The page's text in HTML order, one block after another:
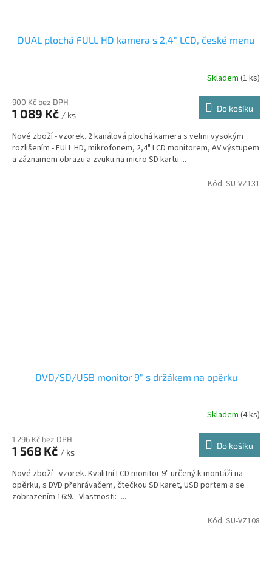
DUAL plochá FULL HD kamera s 2,4" LCD, české menu
Skladem (1 ks)
900 Kč bez DPH
1 089 Kč / ks
Do košíku
Nové zboží - vzorek. 2 kanálová plochá kamera s velmi vysokým
rozlišením - FULL HD, mikrofonem, 2,4" LCD monitorem, AV výstupem
a záznamem obrazu a zvuku na micro SD kartu....
DVD/SD/USB monitor 9" s držákem na opěrku
Skladem (4 ks)
1 296 Kč bez DPH
1 568 Kč / ks
Do košíku
Nové zboží - vzorek. Kvalitní LCD monitor 9" určený k montáži na
opěrku, s DVD přehrávačem, čtečkou SD karet, USB portem a se
zobrazením 16:9. Vlastnosti: -...
Kód: SU-VZ131
Kód: SU-VZ108